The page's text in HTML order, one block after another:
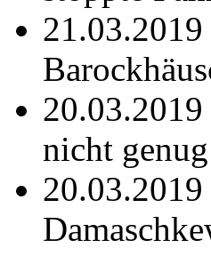
nicht genug